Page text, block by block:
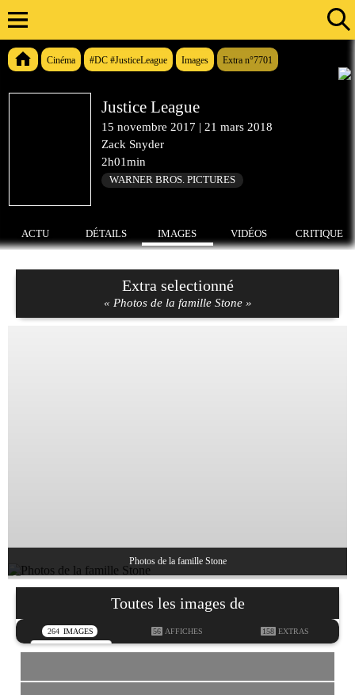
Cinéma #DC #JusticeLeague Images Extra n°7701
Justice League
15 novembre 2017 | 21 mars 2018
Zack Snyder
2h01min
WARNER BROS. PICTURES
ACTU DÉTAILS IMAGES VIDÉOS CRITIQUE
Extra selectionné
« Photos de la famille Stone »
Photos de la famille Stone
Toutes les images de
264 IMAGES 56 AFFICHES 158 EXTRAS